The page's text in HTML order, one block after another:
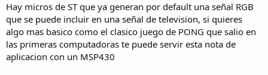
Hay micros de ST que ya generan por default una señal RGB
que se puede incluir en una señal de television, si quieres
algo mas basico como el clasico juego de PONG que salio en
las primeras computadoras te puede servir esta nota de
aplicacion con un MSP430